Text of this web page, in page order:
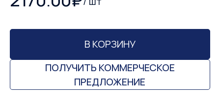
В КОРЗИНУ
ПОЛУЧИТЬ КОММЕРЧЕСКОЕ
ПРЕДЛОЖЕНИЕ